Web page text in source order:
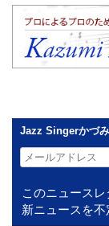
Jazz Singerかづ
このニュース
新ニュースを不